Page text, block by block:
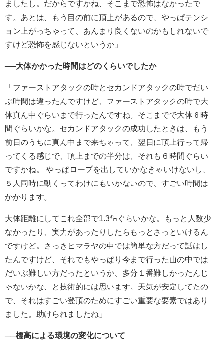
ましたし。だからですかね、そこまで恐怖はなかったで
す。あとは、もう目の前に頂上があるので、やっぱテンシ
ョン上がっちゃって、あんまり良くないのかもしれないで
すけど恐怖を感じないというか」
──大体かかった時間はどのくらいでしたか
「ファーストアタックの時とセカンドアタックの時でだい
ぶ時間は違ったんですけど、ファーストアタックの時で大
体真ん中ぐらいまで行ったんですね。そこまでで大体６時
間ぐらいかな。セカンドアタックの成功したときは、もう
前日のうちに真ん中まで来ちゃって、翌日に頂上行って帰
ってくる感じで、 頂上までの半分は、それも６時間ぐらい
ですかね。 やっぱロープを出していかなきゃいけないし、
５人同時に動くってわけにもいかないので、すごい時間は
かかります。
大体距離にしてこれ全部で1.3㌔ぐらいかな。もっと人数少
なかったり、実力があったりしたらもっとさっといけるん
ですけど。さっきヒマラヤの中では簡単な方だって話はし
たんですけど、それでもやっぱり今まで行った山の中では
だいぶ難しい方だったというか、多分１番難しかったんじ
ゃないかな、と技術的には思います。天気が安定してたの
で、それはすごい登頂のためにすごい重要な要素ではあり
ました。助けられましたね」
──標高による環境の変化について